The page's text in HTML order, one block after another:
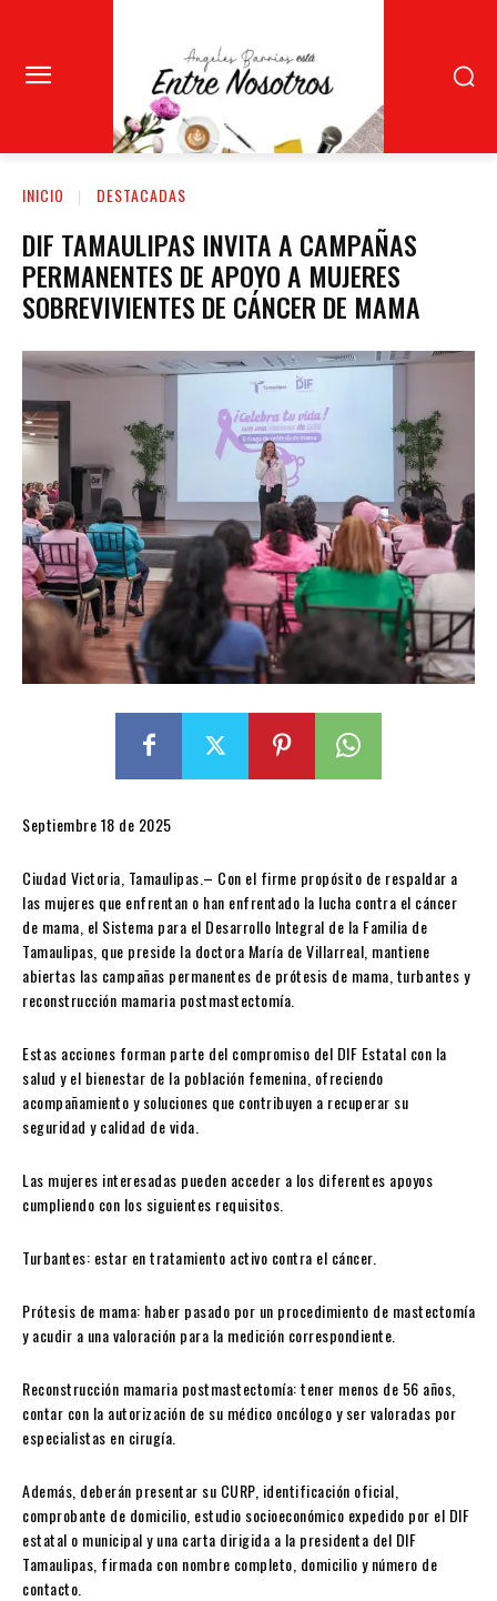
INICIO DESTACADAS
DIF TAMAULIPAS INVITA A CAMPAÑAS
PERMANENTES DE APOYO A MUJERES
SOBREVIVIENTES DE CÁNCER DE MAMA
Septiembre 18 de 2025
Ciudad Victoria, Tamaulipas.– Con el firme propósito de respaldar a
las mujeres que enfrentan o han enfrentado la lucha contra el cáncer
de mama, el Sistema para el Desarrollo Integral de la Familia de
Tamaulipas, que preside la doctora María de Villarreal, mantiene
abiertas las campañas permanentes de prótesis de mama, turbantes y
reconstrucción mamaria postmastectomía.
Estas acciones forman parte del compromiso del DIF Estatal con la
salud y el bienestar de la población femenina, ofreciendo
acompañamiento y soluciones que contribuyen a recuperar su
seguridad y calidad de vida.
Las mujeres interesadas pueden acceder a los diferentes apoyos
cumpliendo con los siguientes requisitos.
Turbantes: estar en tratamiento activo contra el cáncer.
Prótesis de mama: haber pasado por un procedimiento de mastectomía
y acudir a una valoración para la medición correspondiente.
Reconstrucción mamaria postmastectomía: tener menos de 56 años,
contar con la autorización de su médico oncólogo y ser valoradas por
especialistas en cirugía.
Además, deberán presentar su CURP, identificación oficial,
comprobante de domicilio, estudio socioeconómico expedido por el DIF
estatal o municipal y una carta dirigida a la presidenta del DIF
Tamaulipas, firmada con nombre completo, domicilio y número de
contacto.